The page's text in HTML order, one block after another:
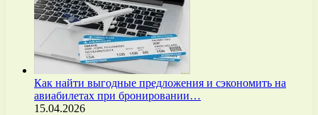
Как найти выгодные предложения и сэкономить на
авиабилетах при бронировании…
15.04.2026